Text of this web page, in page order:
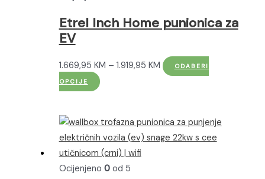
Etrel Inch Home punionica za
EV
1.669,95 KM – 1.919,95 KMRaspon
do
1.919,95 KM
ODABERI
OPCIJE
Ovaj
više
varijanti.
Opcije
se
Ocijenjeno 0od 5